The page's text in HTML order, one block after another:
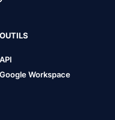
OUTILS
API
Google Workspace